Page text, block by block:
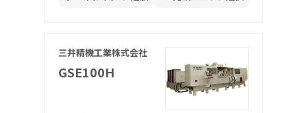
三井精機工業株式会社
GSE100H